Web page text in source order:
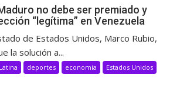
no debe ser premiado y
“legítima” en Venezuela
de Estados Unidos, Marco Rubio,
la solución a...
deportes economia Estados Unidos